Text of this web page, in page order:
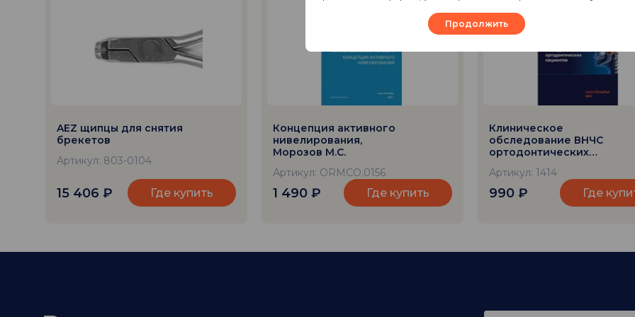
AEZ щипцы для снятия
брекетов
Артикул: 803-0104
15 406 ₽ Где купить
Концепция активного
нивелирования,
Морозов М.С.
Артикул: ORMCO.0156
1 490 ₽ Где купить
Клиническое
обследование ВНЧС
ортодонтических
Я.Ю.
Артикул: 1414
990 ₽ Где
Продолжить